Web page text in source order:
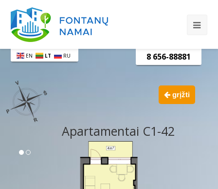
EN LT RU 8 656-88881
grįžti
Apartamentai C1-42